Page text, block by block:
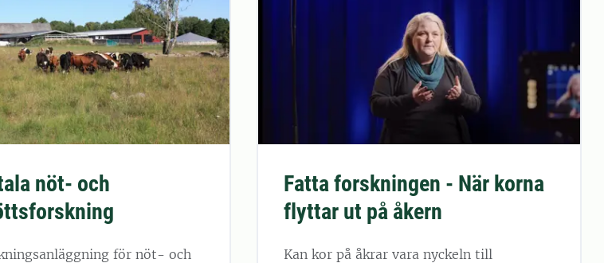
nöt- och
för nöt- och
Fatta forskningen - När korna
flyttar ut på åkern
Kan kor på åkrar vara nyckeln till